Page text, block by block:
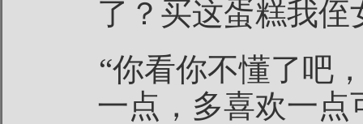
了？买这蛋糕我侄
“你看你不懂了吧
一点，多喜欢一点